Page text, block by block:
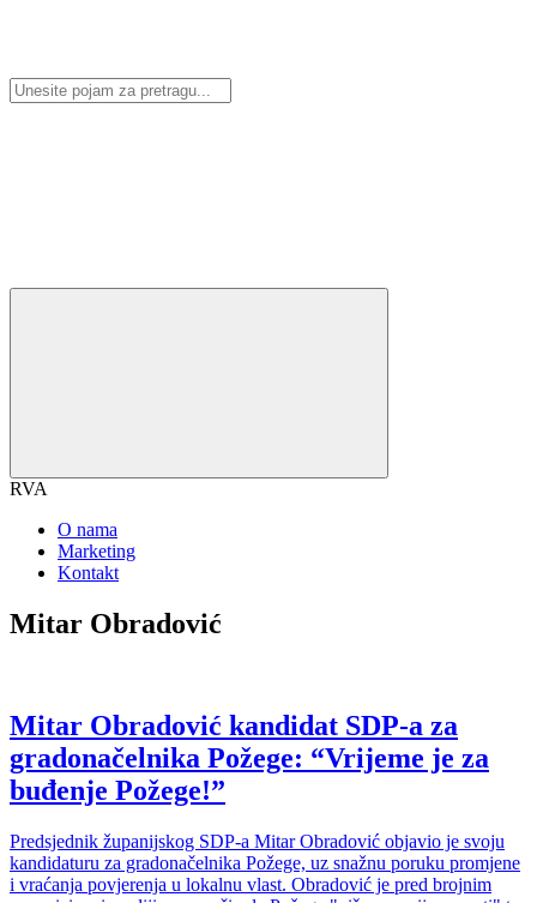
RVA
O nama
Marketing
Kontakt
Mitar Obradović
Mitar Obradović kandidat SDP-a za
gradonačelnika Požege: “Vrijeme je za
buđenje Požege!”
Predsjednik županijskog SDP-a Mitar Obradović objavio je svoju
kandidaturu za gradonačelnika Požege, uz snažnu poruku promjene
i vraćanja povjerenja u lokalnu vlast. Obradović je pred brojnim